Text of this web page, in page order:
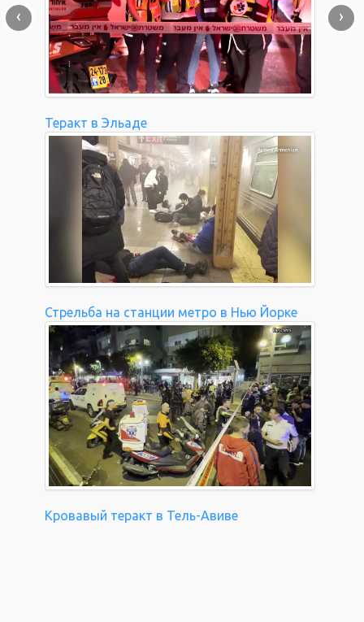
Теракт в Эльаде
Стрельба на станции метро в Нью Йорке
Кровавый теракт в Тель-Авиве
‹ ›